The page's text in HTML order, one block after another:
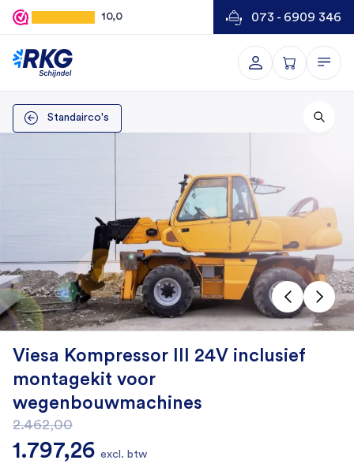
10,0 073 - 6909 346
Standairco's
Viesa Kompressor III 24V inclusief
montagekit voor
wegenbouwmachines
2.462,00
Oorspronkelijke prijs was: 2.462,00.
1.797,26 excl. btw